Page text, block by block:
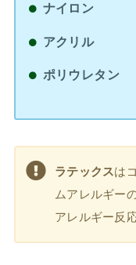
ナイロン
アクリル
ポリウレタン
ラテックスは
ムアレルギー
アレルギー反